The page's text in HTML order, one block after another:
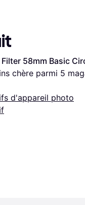
Filter 58mm Basic
chère parmi 5
d'appareil photo